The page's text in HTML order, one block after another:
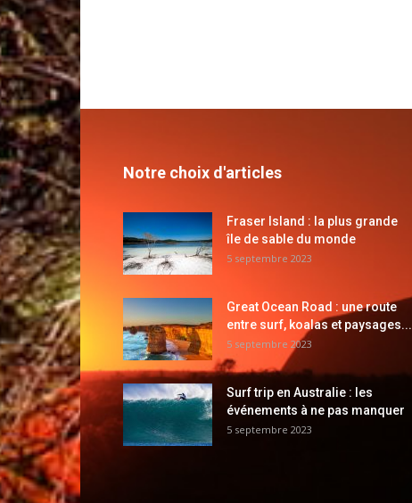
Notre choix d'articles
Fraser Island : la plus grande
île de sable du monde
5 septembre 2023
Great Ocean Road : une route
entre surf, koalas et paysages...
5 septembre 2023
Surf trip en Australie : les
événements à ne pas manquer
5 septembre 2023